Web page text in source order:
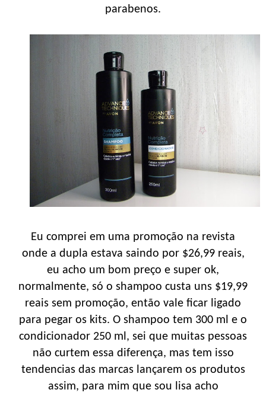
parabenos.
Eu comprei em uma promoção na revista
onde a dupla estava saindo por $26,99 reais,
eu acho um bom preço e super ok,
normalmente, só o shampoo custa uns $19,99
reais sem promoção, então vale ficar ligado
para pegar os kits. O shampoo tem 300 ml e o
condicionador 250 ml, sei que muitas pessoas
não curtem essa diferença, mas tem isso
tendencias das marcas lançarem os produtos
assim, para mim que sou lisa acho